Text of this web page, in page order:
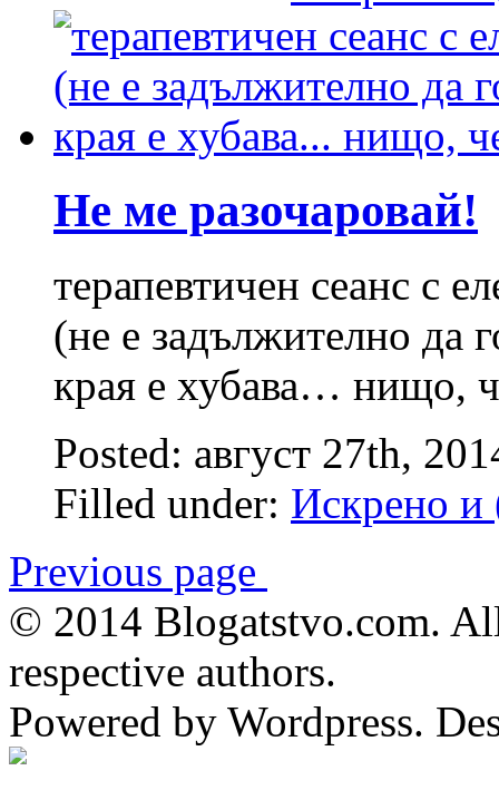
Не ме разочаровай!
терапевтичен сеанс с
(не е задължително да
края е хубава… нищо,
Posted: август 27th,
Filled under: Искрено и
Previous page
© 2014 Blogatstvo.com.
respective authors.
Powered by Wordpress.